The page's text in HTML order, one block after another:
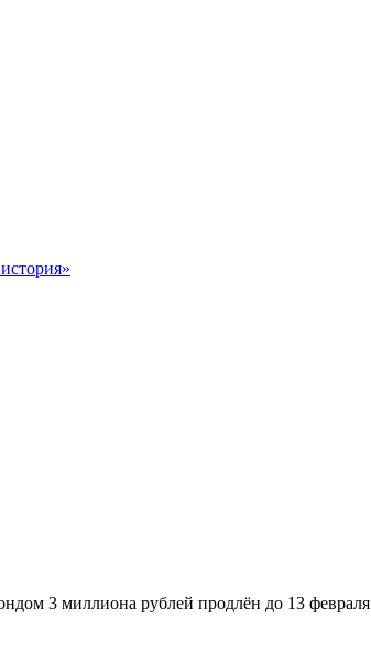
3 миллиона рублей продлён до 13 февраля